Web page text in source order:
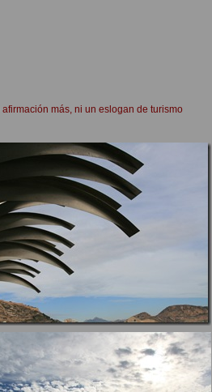
más, ni un eslogan de turismo